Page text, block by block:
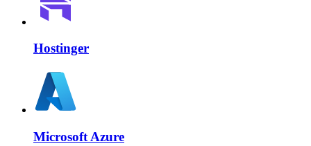
Hostinger
Microsoft Azure